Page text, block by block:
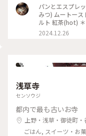
パンとエスプレ
みつ) ムートース
ルト 紅茶(hot)
ンとエスプレッ
相変わらずの人
ターがトースト
た〜☆ #バタート
ェ #表参道
2024.12.26
浅草寺
センソウジ
都内で最も古いお寺
上野・浅草・御徒町・
ごはん, スイーツ・お